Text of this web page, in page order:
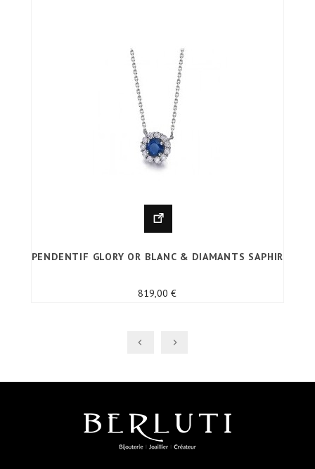
PENDENTIF GLORY OR BLANC & DIAMANTS SAPHIR
819,00 €Prix